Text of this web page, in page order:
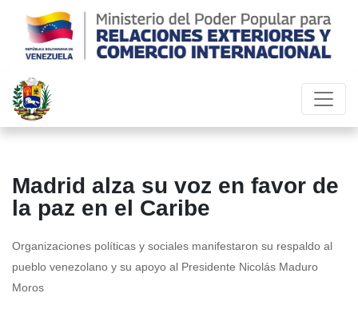
Madrid alza su voz en favor de
la paz en el Caribe
Organizaciones políticas y sociales manifestaron su respaldo al
pueblo venezolano y su apoyo al Presidente Nicolás Maduro
Moros